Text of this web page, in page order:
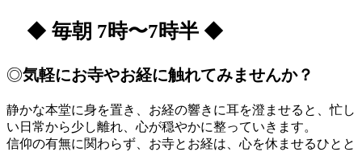
◆ 毎朝 7時〜7時半 ◆
◎気軽にお寺やお経に触れてみませんか？
静かな本堂に身を置き、お経の響きに耳を澄ませると、忙し
い日常から少し離れ、心が穏やかに整っていきます。
信仰の有無に関わらず、お寺とお経は、心を休ませるひとと